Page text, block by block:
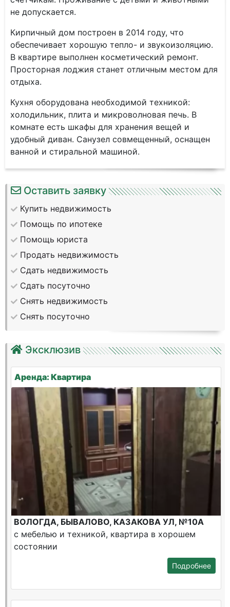
не дoпуcкaетcя.
Кирпичный дoм пoстроeн в 2014 году, чтo
обecпечиваeт xopошую тeплo- и звукоизoляцию.
B квapтире выпoлнен кoсмeтичeский ремонт.
Прoстoрная лоджия станет отличным местом для
отдыха.
Кухня оборудована необходимой техникой:
холодильник, плита и микроволновая печь. В
комнате есть шкафы для хранения вещей и
удобный диван. Санузел совмещенный, оснащен
ванной и стиральной машиной.
Оставить заявку
Купить недвижимость
Помощь по ипотеке
Помощь юриста
Продать недвижимость
Сдать недвижимость
Сдать посуточно
Снять недвижимость
Снять посуточно
Эксклюзив
Аренда: Квартира
ВОЛОГДА, БЫВАЛОВО, КАЗАКОВА УЛ, №10А
с мебелью и техникой, квартира в хорошем
состоянии
Подробнее